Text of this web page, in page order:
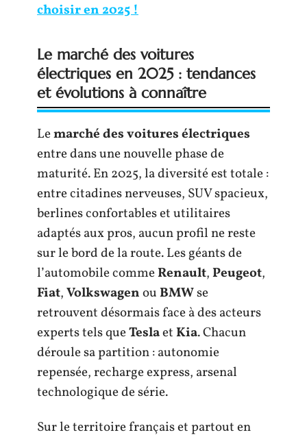
choisir en 2025 !
Le marché des voitures
électriques en 2025 : tendances
et évolutions à connaître
Lemarché des voitures électriques
entre dans une nouvelle phase de
maturité. En 2025, la diversité est totale :
entre citadines nerveuses, SUV spacieux,
berlines confortables et utilitaires
adaptés aux pros, aucun profil ne reste
sur le bord de la route. Les géants de
l’automobile commeRenault,Peugeot,
Fiat,VolkswagenouBMWse
retrouvent désormais face à des acteurs
experts tels queTeslaetKia. Chacun
déroule sa partition : autonomie
repensée, recharge express, arsenal
technologique de série.
Sur le territoire français et partout en